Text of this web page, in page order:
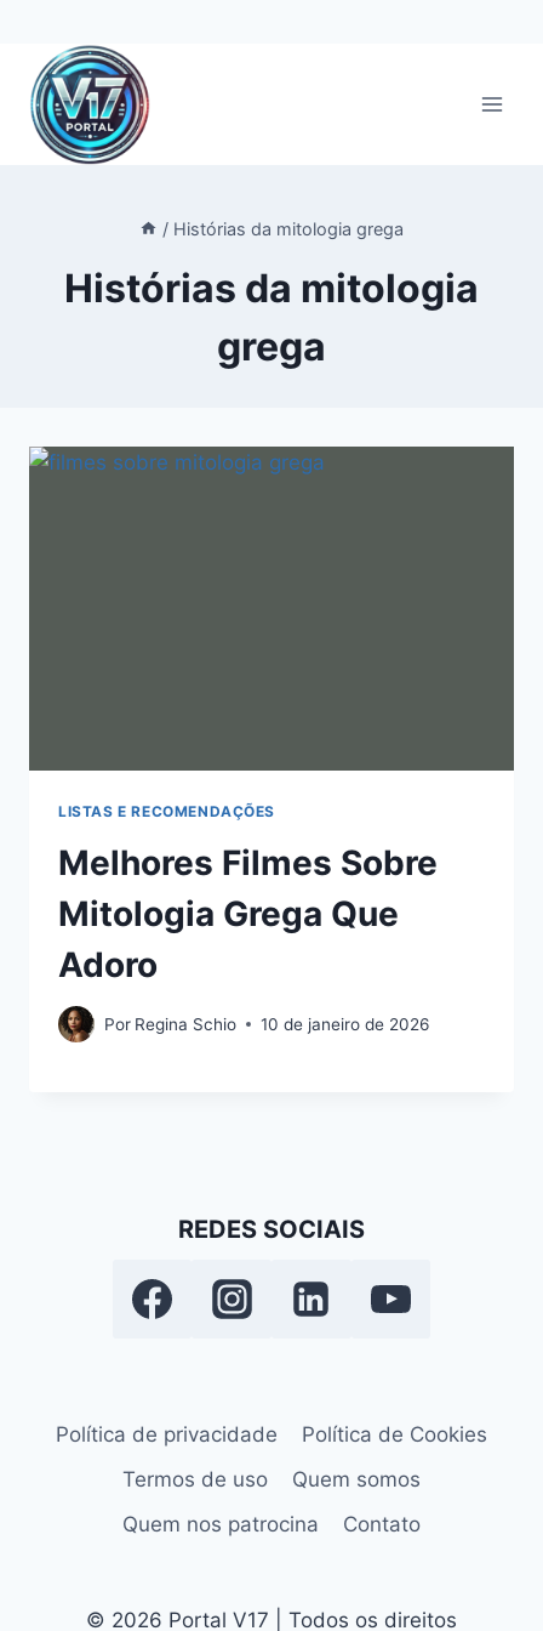
Pular
para
Conteúdo
/ Histórias da mitologia grega
Histórias da mitologia
grega
LISTAS E RECOMENDAÇÕES
Melhores Filmes Sobre
Mitologia Grega Que
Adoro
Por Regina Schio 10 de janeiro de 2026
REDES SOCIAIS
Política de privacidade
Política de Cookies
Termos de uso
Quem somos
Quem nos patrocina
Contato
© 2026 Portal V17 | Todos os direitos